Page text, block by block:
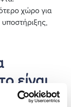
χώρο για
είναι